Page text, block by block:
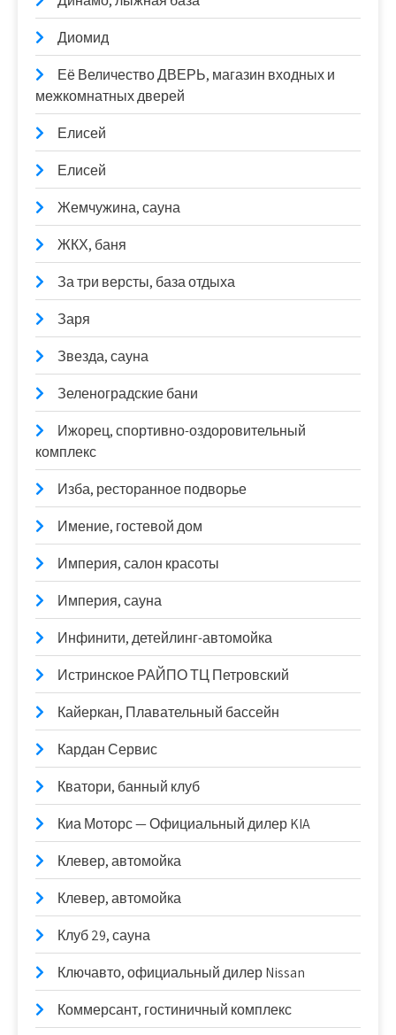
Диомид
Её Величество ДВЕРЬ, магазин входных и
межкомнатных дверей
Елисей
Елисей
Жемчужина, сауна
ЖКХ, баня
За три версты, база отдыха
Заря
Звезда, сауна
Зеленоградские бани
Ижорец, спортивно-оздоровительный
комплекс
Изба, ресторанное подворье
Имение, гостевой дом
Империя, салон красоты
Империя, сауна
Инфинити, детейлинг-автомойка
Истринское РАЙПО ТЦ Петровский
Кайеркан, Плавательный бассейн
Кардан Сервис
Кватори, банный клуб
Киа Моторс — Официальный дилер KIA
Клевер, автомойка
Клевер, автомойка
Клуб 29, сауна
Ключавто, официальный дилер Nissan
Коммерсант, гостиничный комплекс